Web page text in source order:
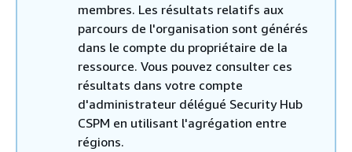
membres. Les résultats relatifs aux
parcours de l'organisation sont générés
dans le compte du propriétaire de la
ressource. Vous pouvez consulter ces
résultats dans votre compte
d'administrateur délégué Security Hub
CSPM en utilisant l'agrégation entre
régions.